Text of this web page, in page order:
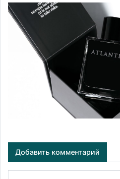
Добавить комментарий